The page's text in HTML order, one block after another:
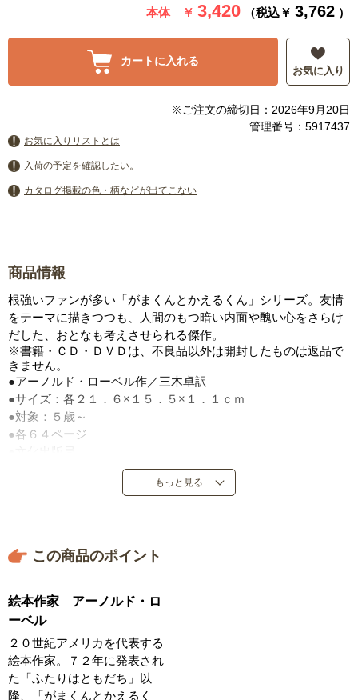
本体 ￥ 3,420 （税込￥ 3,762 ）
カートに入れる
お気に入り
※ご注文の締切日：2026年9月20日
管理番号：5917437
お気に入りリストとは
入荷の予定を確認したい。
カタログ掲載の色・柄などが出てこない
商品情報
根強いファンが多い「がまくんとかえるくん」シリーズ。友情
をテーマに描きつつも、人間のもつ暗い内面や醜い心をさらけ
だした、おとなも考えさせられる傑作。
※書籍・ＣＤ・ＤＶＤは、不良品以外は開封したものは返品で
きません。
●アーノルド・ローベル作／三木卓訳
●サイズ：各２１．６×１５．５×１．１ｃｍ
●対象：５歳～
●各６４ページ
●定価：４，１８０円（税込）
●１９７２年１１月～１９８０年８月発売
もっと見る
この商品のポイント
絵本作家 アーノルド・ロ
ーベル
２０世紀アメリカを代表する
絵本作家。７２年に発表され
た「ふたりはともだち」以
降、「がまくんとかえるく